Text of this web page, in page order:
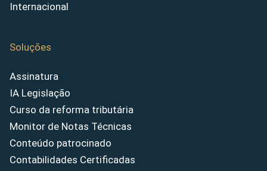
Internacional
Soluções
Assinatura
IA Legislação
Curso da reforma tributária
Monitor de Notas Técnicas
Conteúdo patrocinado
Contabilidades Certificadas